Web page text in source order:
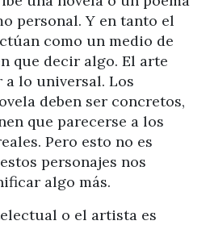
personal. Y en tanto el
como un medio de
que decir algo. El arte
lo universal. Los
deben ser concretos,
que parecerse a los
Pero esto no es
personajes nos
algo más.
o el artista es